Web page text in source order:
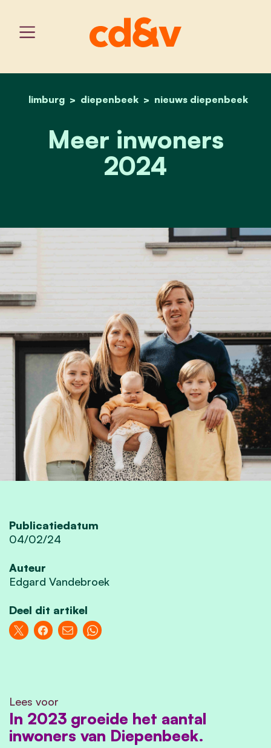
home
limburg diepenbeek nieuws diepenbeek
meer inwoners 2024
Meer inwoners
2024
Publicatiedatum
04/02/24
Auteur
Edgard Vandebroek
Deel dit artikel
Lees voor
In 2023 groeide het aantal
inwoners van Diepenbeek.